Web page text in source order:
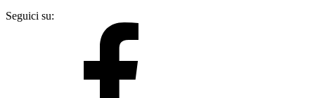
Seguici su: